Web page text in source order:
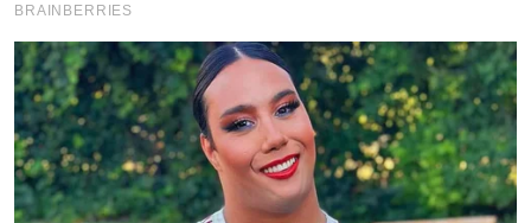
BRAINBERRIES